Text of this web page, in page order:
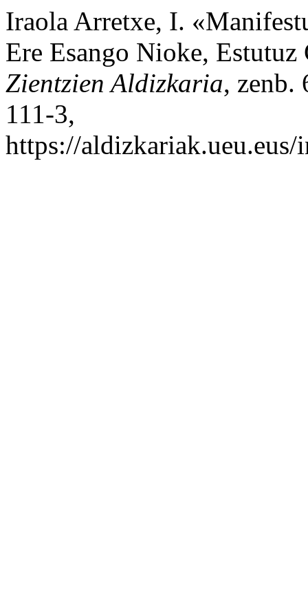
Iraola Arretxe, I.
Ere Esango Nioke,
Zientzien Aldizkaria, zenb.
111-3,
https://